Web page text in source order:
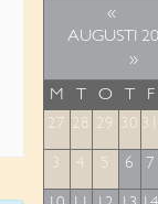
«
AUGUSTI
»
M
T O T F
27 28 29 30
3 4 5 6 7